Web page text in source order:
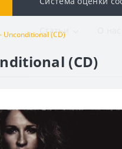
Статьи
Unconditional (CD)
(CD)